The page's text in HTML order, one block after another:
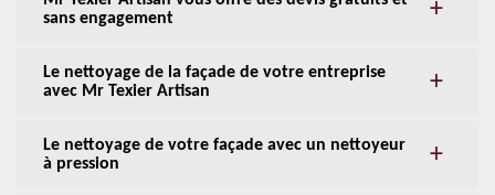
sans engagement
Le nettoyage de la façade de votre entreprise
avec Mr Texier Artisan
Le nettoyage de votre façade avec un nettoyeur
à pression